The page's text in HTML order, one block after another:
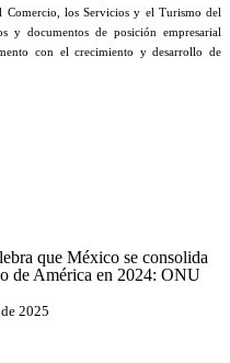
Comercio, los Servicios y el Turismo del
y documentos de posición empresarial
con el crecimiento y desarrollo de
2025